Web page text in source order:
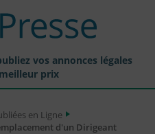
vos annonces légales
prix
en Ligne
d'un Dirigeant